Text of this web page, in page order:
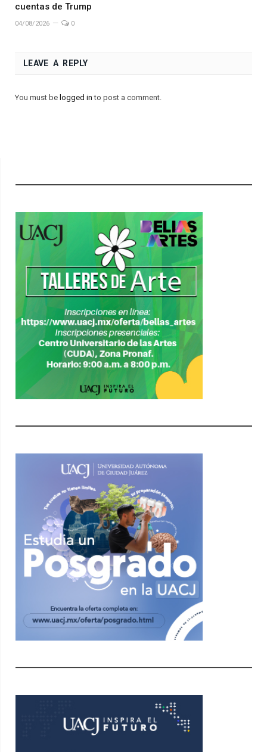
cuentas de Trump
04/08/2026 0
LEAVE A REPLY
You must be logged in to post a comment.